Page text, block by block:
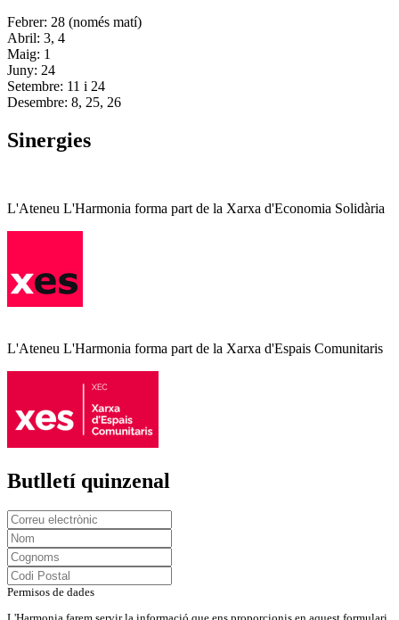
Febrer: 28 (només matí)
Abril: 3, 4
Maig: 1
Juny: 24
Setembre: 11 i 24
Desembre: 8, 25, 26
Sinergies
L'Ateneu L'Harmonia forma part de la Xarxa d'Economia Solidària
L'Ateneu L'Harmonia forma part de la Xarxa d'Espais Comunitaris
Butlletí quinzenal
Permisos de dades